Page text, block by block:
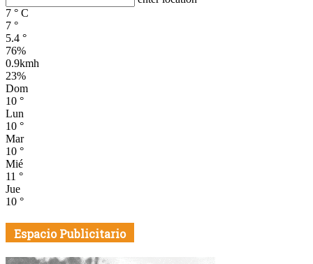
7 ° C
7 °
5.4 °
76%
0.9kmh
23%
Dom
10 °
Lun
10 °
Mar
10 °
Mié
11 °
Jue
10 °
Espacio Publicitario